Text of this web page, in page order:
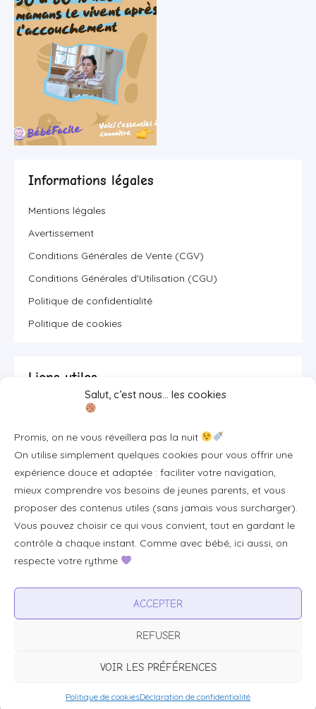
Salut, c’est nous… les cookies
Promis, on ne vous réveillera pas la nuit
On utilise simplement quelques cookies pour vous offrir une
expérience douce et adaptée : faciliter votre navigation,
mieux comprendre vos besoins de jeunes parents, et vous
proposer des contenus utiles (sans jamais vous surcharger).
Vous pouvez choisir ce qui vous convient, tout en gardant le
contrôle à chaque instant. Comme avec bébé, ici aussi, on
respecte votre rythme
ACCEPTER
REFUSER
VOIR LES PRÉFÉRENCES
Politique de cookiesDéclaration de confidentialité
Informations légales
Mentions légales
Avertissement
Conditions Générales de Vente (CGV)
Conditions Générales d'Utilisation (CGU)
Politique de confidentialité
Politique de cookies
Liens utiles
Se connecter/S'inscrire
FAQ / Livraison & accès
À propos
Plan du site
Tous les articles
Professionnels & partenariats
Visibilité pour votre marque
Proposer un produit ou un service